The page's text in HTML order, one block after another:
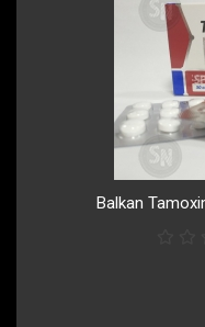
Balkan